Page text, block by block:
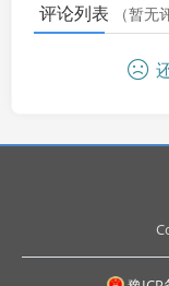
评论列表 （暂无